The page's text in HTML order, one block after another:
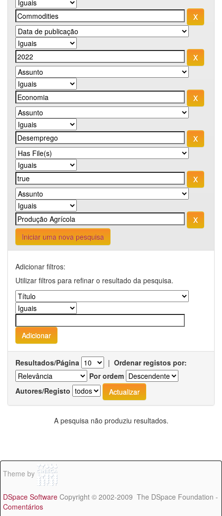
Iniciar uma nova pesquisa
Adicionar filtros:
Utilizar filtros para refinar o resultado da pesquisa.
Resultados/Página | Ordenar registos por:
Por ordem
Autores/Registo
A pesquisa não produziu resultados.
Theme by
DSpace Software Copyright © 2002-2009 The DSpace Foundation -
Comentários